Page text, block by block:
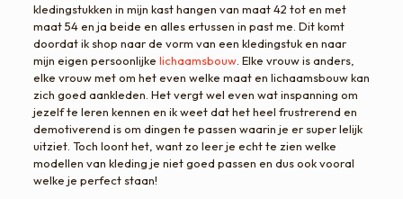
kledingstukken in mijn kast hangen van maat 42 tot en met
maat 54 en ja beide en alles ertussen in past me. Dit komt
doordat ik shop naar de vorm van een kledingstuk en naar
mijn eigen persoonlijke lichaamsbouw. Elke vrouw is anders,
elke vrouw met om het even welke maat en lichaamsbouw kan
zich goed aankleden. Het vergt wel even wat inspanning om
jezelf te leren kennen en ik weet dat het heel frustrerend en
demotiverend is om dingen te passen waarin je er super lelijk
uitziet. Toch loont het, want zo leer je echt te zien welke
modellen van kleding je niet goed passen en dus ook vooral
welke je perfect staan!